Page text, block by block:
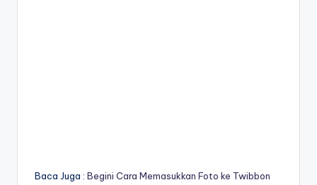
Baca Juga : Begini Cara Memasukkan Foto ke Twibbon